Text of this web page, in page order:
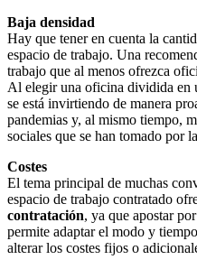
Baja densidad
Hay que tener en cuenta la
espacio de trabajo. Una
trabajo que al menos ofrezca
Al elegir una oficina dividida en
se está invirtiendo de manera
pandemias y, al mismo tiempo,
sociales que se han tomado por
Costes
El tema principal de muchas
espacio de trabajo contratado
contratación, ya que apostar
permite adaptar el modo y
alterar los costes fijos o